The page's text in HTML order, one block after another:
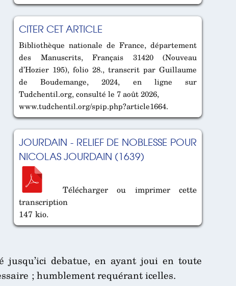
CITER CET ARTICLE
Bibliothèque nationale de France, département
des Manuscrits, Français 31420 (Nouveau
d’Hozier 195), folio 28., transcrit par Guillaume
de Boudemange, 2024, en ligne sur
Tudchentil.org, consulté le 7 août 2026,
www.tudchentil.org/spip.php?article1664.
JOURDAIN - RELIEF DE NOBLESSE POUR
NICOLAS JOURDAIN (1639)
Télécharger ou imprimer cette
transcription
147 kio.
debatue, en ayant joui en toute
; humblement requérant icelles.